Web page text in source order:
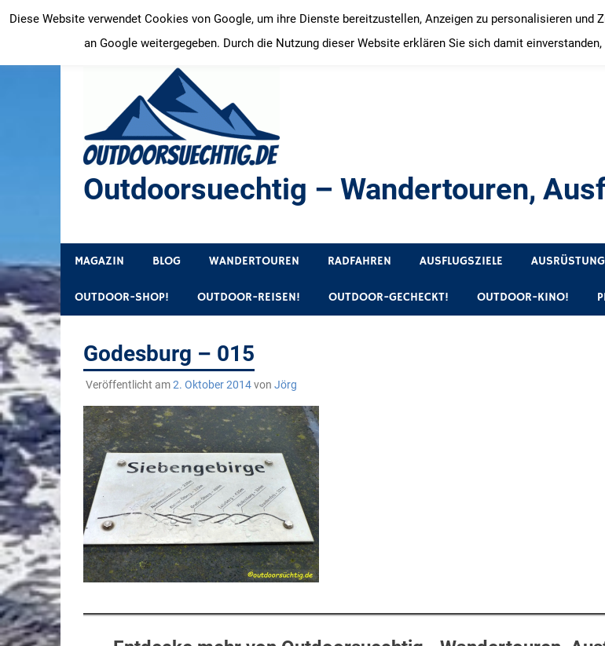
Inhalt
springen
Outdoorsuechtig – Wandertouren,
MAGAZIN BLOG WANDERTOUREN RADFAHREN AUSFLUGSZIELE AUSRÜSTUNG
OUTDOOR-SHOP! OUTDOOR-REISEN! OUTDOOR-GECHECKT! OUTDOOR-KINO!
Godesburg – 015
Veröffentlicht am2. Oktober 2014von Jörg
Diese Website verwendet Cookies von Google, um ihre Dienste bereitzustellen, Anzeigen zu personalisieren
an Google weitergegeben. Durch die Nutzung dieser Website erklären Sie sich damit